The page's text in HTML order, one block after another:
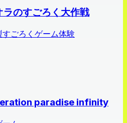
ラのすごろく大作戦
ごろくゲーム体験
paradise infinity